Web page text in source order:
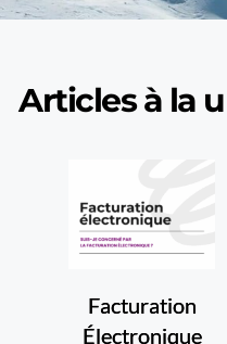
Articles à la
Facturation
Électronique